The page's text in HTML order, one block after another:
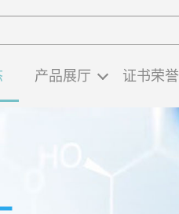
产品展厅 证书荣誉